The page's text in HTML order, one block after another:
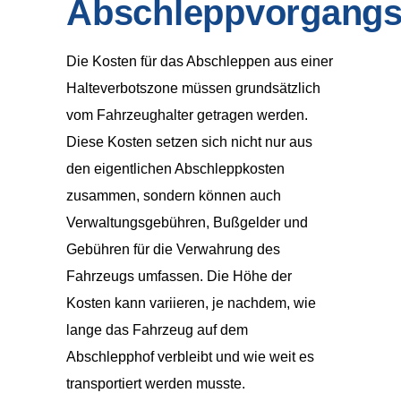
Die Kosten für das Abschleppen aus einer
Halteverbotszone müssen grundsätzlich
vom Fahrzeughalter getragen werden.
Diese Kosten setzen sich nicht nur aus
den eigentlichen Abschleppkosten
zusammen, sondern können auch
Verwaltungsgebühren, Bußgelder und
Gebühren für die Verwahrung des
Fahrzeugs umfassen. Die Höhe der
Kosten kann variieren, je nachdem, wie
lange das Fahrzeug auf dem
Abschlepphof verbleibt und wie weit es
transportiert werden musste.